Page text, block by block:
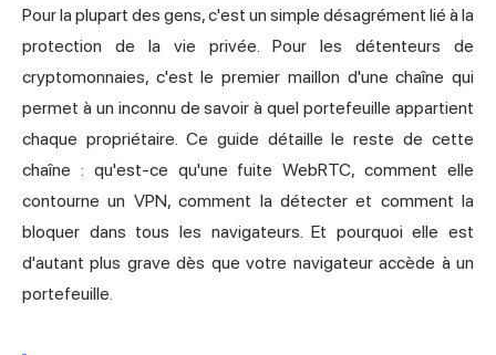
Pour la plupart des gens, c'est un simple désagrément lié à la
protection de la vie privée. Pour les détenteurs de
cryptomonnaies, c'est le premier maillon d'une chaîne qui
permet à un inconnu de savoir à quel portefeuille appartient
chaque propriétaire. Ce guide détaille le reste de cette
chaîne : qu'est-ce qu'une fuite WebRTC, comment elle
contourne un VPN, comment la détecter et comment la
bloquer dans tous les navigateurs. Et pourquoi elle est
d'autant plus grave dès que votre navigateur accède à un
portefeuille.